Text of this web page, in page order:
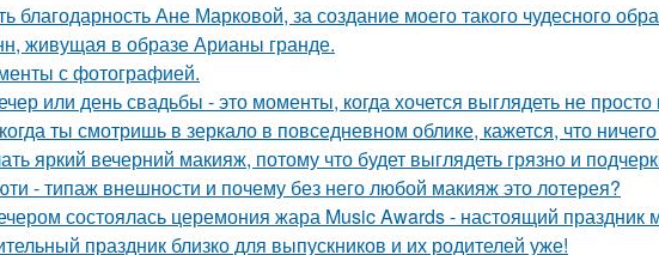
благодарность Ане Марковой, за создание моего такого чудесного
живущая в образе Арианы гранде.
с фотографией.
или день свадьбы - это моменты, когда хочется выглядеть не просто
ты смотришь в зеркало в повседневном облике, кажется, что
яркий вечерний макияж, потому что будет выглядеть грязно и
- типаж внешности и почему без него любой макияж это лотерея?
состоялась церемония жара Music Awards - настоящий праздник
праздник близко для выпускников и их родителей уже!